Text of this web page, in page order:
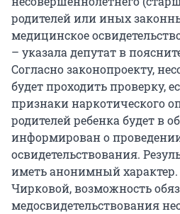
родителей или иных
медицинское
– указала депутат в
Согласно законопроекту,
будет проходить проверку,
признаки наркотического
родителей ребенка будет в
информирован о
освидетельствования.
иметь анонимный
Чирковой, возможность
медосвидетельствования